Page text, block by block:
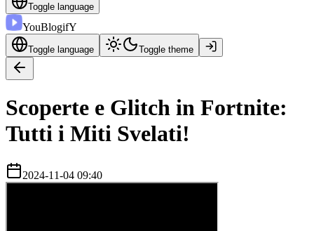
Toggle language
YouBlogifY
Toggle language Toggle theme
Scoperte e Glitch in Fortnite:
Tutti i Miti Svelati!
2024-11-04 09:40